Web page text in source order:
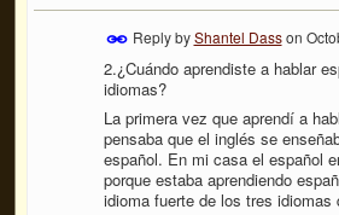
Reply byShantel Dasson
2.¿Cuándo aprendiste a hablar
idiomas?
La primera vez que aprendí a
pensaba que el inglés se
español. En mi casa el español
porque estaba aprendiendo
idioma fuerte de los tres